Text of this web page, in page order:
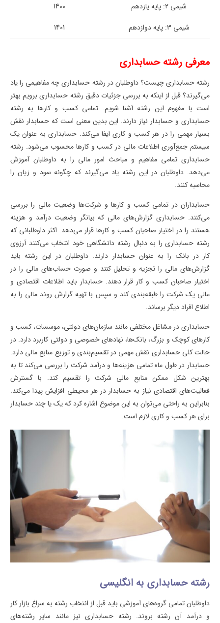
شیمی 2: پایه یازدهم
1400
شیمی 3: پایه دوازدهم
1401
معرفی رشته حسابداری
رشته حسابداری چیست؟ داوطلبان در رشته حسابداری چه مفاهیمی را یاد
می‌گیرند؟ قبل از اینکه به بررسی جزئیات دقیق رشته حسابداری برویم بهتر
است با مفهوم این رشته آشنا شویم. تمامی کسب و کارها به رشته
حسابداری و حسابدار نیاز دارند. این بدین معنی است که حسابدار نقش
بسیار مهمی را در هر کسب و کاری ایفا می‌کند. حسابداری به عنوان یک
سیستم جمع‌آوری اطلاعات مالی در کسب و کارها محسوب می‌شود. رشته
حسابداری تمامی مفاهیم و مباحث امور مالی را به داوطلبان آموزش
می‌دهد. داوطلبان در این رشته یاد می‌گیرند که چگونه سود و زیان را
محاسبه کنند.
حسابداران در تمامی کسب و کارها و شرکت‌ها وضعیت مالی را بررسی
می‌کنند. حسابداری گزارش‌های مالی که بیانگر وضعیت درآمد و هزینه
هستند را در اختیار صاحبان کسب و کارها قرار می‌دهد. اکثر داوطلبانی که
رشته حسابداری را به دنبال رشته دانشگاهی خود انتخاب می‌کنند آرزوی
کار در بانک را به عنوان حسابدار دارند. داوطلبان در این رشته باید
گزارش‌های مالی را تجزیه و تحلیل کنند و صورت حساب‌های مالی را در
اختیار صاحبان کسب و کار قرار دهند. حسابدار باید اطلاعات اقتصادی و
مالی یک شرکت را طبقه‌بندی کند و سپس با تهیه گزارش روند مالی را به
اطلاع افراد دیگر برساند.
حسابداری در مشاغل مختلفی مانند سازمان‌های دولتی، موسسات، کسب و
کارهای کوچک و بزرگ، بانک‌ها، نهادهای خصوصی و دولتی کاربرد دارد. در
حالت کلی حسابداری نقش مهمی در تقسیم‌بندی و توزیع منابع مالی دارد.
حسابدار در طول ماه تمامی هزینه‌ها و درآمد شرکت را بررسی می‌کند تا به
بهترین شکل ممکن منابع مالی شرکت را تقسیم کند. با گسترش
فعالیت‌های اقتصادی نیاز به حسابدار در هر محیطی افزایش پیدا می‌کند.
بنابراین به راحتی می‌توان به این موضوع اشاره کرد که یک یا چند حسابدار
برای هر کسب و کاری لازم است.
رشته حسابداری به انگلیسی
داوطلبان تمامی گروه‌های آموزشی باید قبل از انتخاب رشته به سراغ بازار کار
و درآمد آن رشته بروند. رشته حسابداری نیز مانند سایر رشته‌های